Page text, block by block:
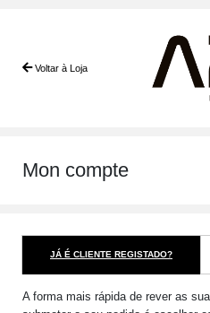
Voltar à Loja
Mon compte
JÁ É CLIENTE REGISTADO?
A forma mais rápida de rever as